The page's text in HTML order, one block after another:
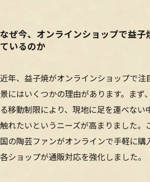
なぜ今、オンラインショップで益子
ているのか
近年、益子焼がオンラインショップで注
景にはいくつかの理由があります。まず
る移動制限により、現地に足を運べない
触れたいというニーズが高まりました。
国の陶芸ファンがオンラインで手軽に購
各ショップが通販対応を強化しました。